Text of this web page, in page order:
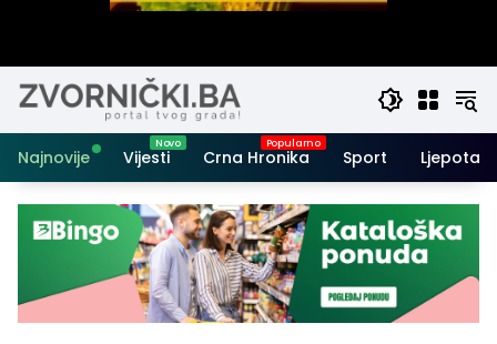
Najnovije Vijesti Crna Hronika Sport Ljepota i